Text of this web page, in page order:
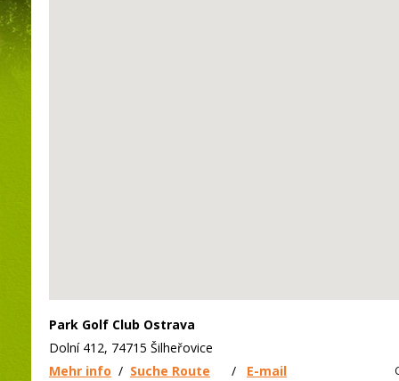
Park Golf Club Ostrava
Dolní 412, 74715 Šilheřovice
Mehr info / Suche Route / E-mail